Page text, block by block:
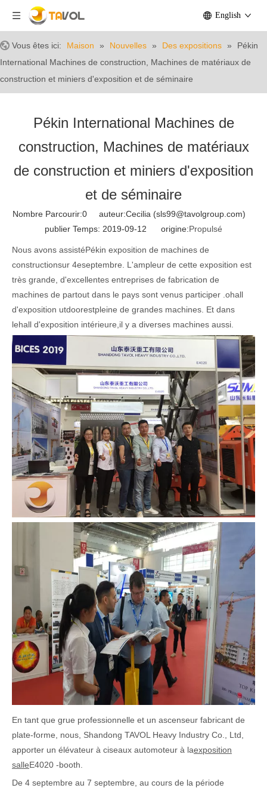
English
Vous êtes ici: Maison » Nouvelles » Des expositions »
Pékin
International Machines de construction, Machines de matériaux de
construction et miniers d'exposition et de séminaire
Pékin International Machines de
construction, Machines de matériaux
de construction et miniers d'exposition
et de séminaire
Nombre Parcourir:0auteur:Cecilia (sls99@tavolgroup.com)
publier Temps: 2019-09-12 origine:Propulsé
Nous avons assistéPékin exposition de machines de
constructionsur 4eseptembre
L'ampleur de cette exposition est
très grande, d'excellentes entreprises de fabrication de
machines de partout dans le pays sont venus participer ohall
d'exposition utdoorestpleine de grandes machines . Et dans
lehall d'exposition intérieure, il y a diverses machines aussi
En tant que grue professionnelle et un ascenseur fabricant de
plate-forme, nous, Shandong TAVOL Heavy Industry Co., Ltd,
apporter un élévateur à ciseaux automoteur à laexposition
salleE4020 -booth.
De 4 septembre au 7 septembre, au cours de la période